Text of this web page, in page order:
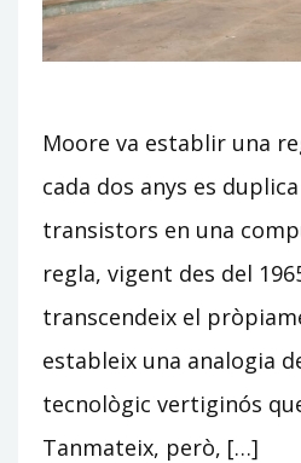
Moore va establir una
cada dos anys es
transistors en una
regla, vigent des del
transcendeix el
estableix una analogia
tecnològic vertiginós
Tanmateix, però, […]